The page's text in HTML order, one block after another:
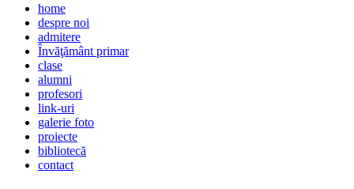
home
despre noi
admitere
Învăţământ primar
clase
alumni
profesori
link-uri
galerie foto
proiecte
bibliotecă
contact